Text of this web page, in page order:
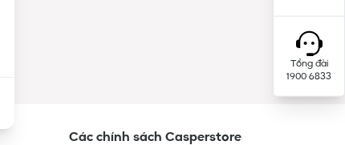
Tổng đài
1900 6833
Các chính sách Casperstore